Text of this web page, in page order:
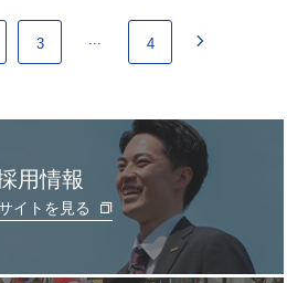
3 ... 4
用情報
イトを見る